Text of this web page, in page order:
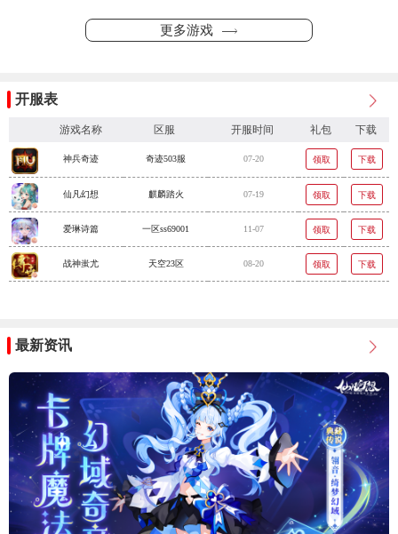
更多游戏
开服表
游戏名称 区服 开服时间 礼包 下载
神兵奇迹 奇迹503服 07-20 领取 下载
仙凡幻想 麒麟踏火 07-19 领取 下载
爱琳诗篇 一区ss69001 11-07 领取 下载
战神蚩尤 天空23区 08-20 领取 下载
最新资讯